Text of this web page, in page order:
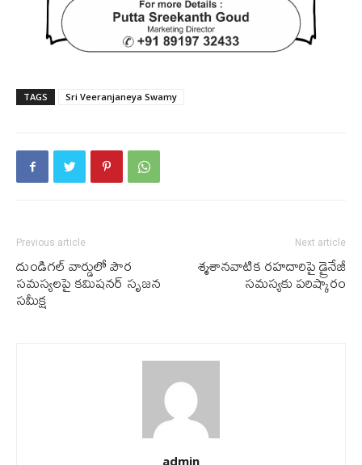
TAGS Sri Veeranjaneya Swamy
Previous article
దుండిగల్ వార్డులో పౌర
సమస్యలపై కమిషనర్ సృజ‌న
సమీక్ష
Next article
శ్మశానవాటిక రహదారిపై డ్రైనేజీ
సమస్యకు పరిష్కారం
admin